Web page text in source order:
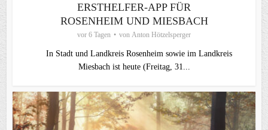
ERSTHELFER-APP FÜR
ROSENHEIM UND MIESBACH
vor 6 Tagen von Anton Hötzelsperger
In Stadt und Landkreis Rosenheim sowie im Landkreis
Miesbach ist heute (Freitag, 31...